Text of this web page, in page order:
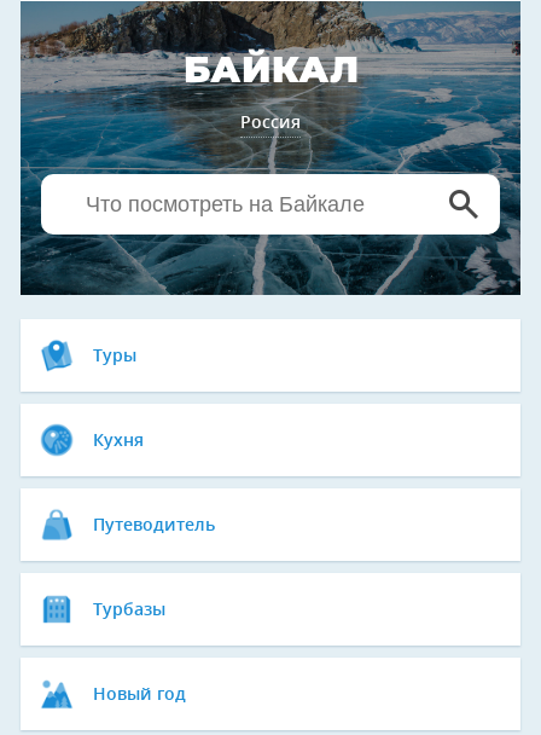
БАЙКАЛ
Россия
Туры
Кухня
Путеводитель
Турбазы
Новый год